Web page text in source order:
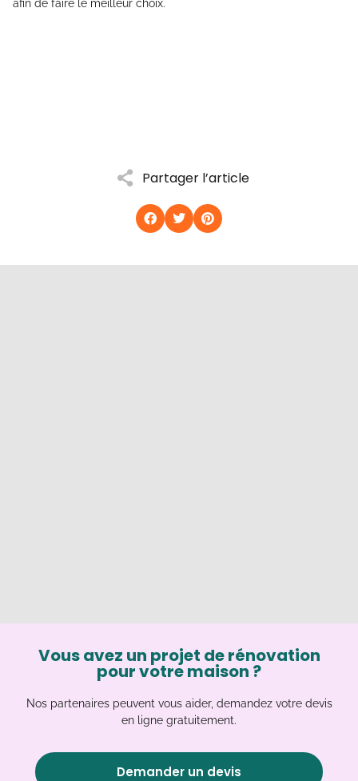
Partager l’article
afin de faire le meilleur choix.
Vous avez un projet de rénovation
pour votre maison ?
Nos partenaires peuvent vous aider, demandez votre devis
en ligne gratuitement.
Demander un devis